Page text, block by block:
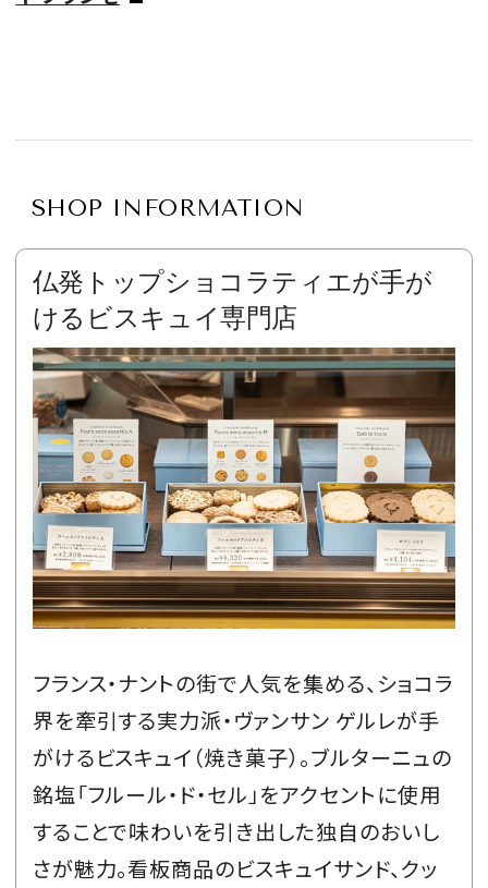
SHOP INFORMATION
仏発トップショコラティエが手が
けるビスキュイ専門店
フランス・ナントの街で人気を集める、ショコラ
界を牽引する実力派・ヴァンサン ゲルレが手
がけるビスキュイ（焼き菓子）。ブルターニュの
銘塩「フルール・ド・セル」をアクセントに使用
することで味わいを引き出した独自のおいし
さが魅力。看板商品のビスキュイサンド、クッ